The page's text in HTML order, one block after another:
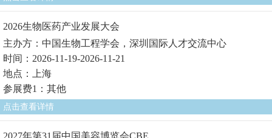
2026生物医药产业发展大会
主办方：中国生物工程学会，深圳国际人才交流中心
时间：2026-11-19-2026-11-21
地点：上海
参展费1：其他
点击查看详情